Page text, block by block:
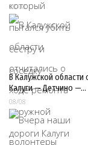
08/08
В Калужской области
Калуги — Детчино —…
08/08